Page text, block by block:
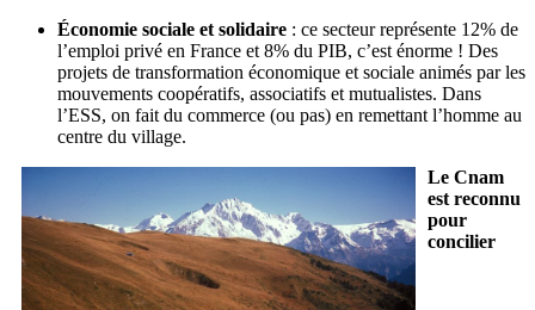
Économie sociale et solidaire : ce secteur représente 12% de
l’emploi privé en France et 8% du PIB, c’est énorme ! Des
projets de transformation économique et sociale animés par les
mouvements coopératifs, associatifs et mutualistes. Dans
l’ESS, on fait du commerce (ou pas) en remettant l’homme au
centre du village.
Le Cnam
est reconnu
pour
concilier